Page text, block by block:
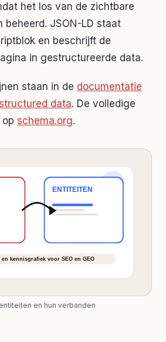
het los van de zichtbare
beheerd. JSON-LD staat
en beschrijft de
in gestructureerde data.
staan in de documentatie
data. De volledige
schema.org.
en hun verbanden